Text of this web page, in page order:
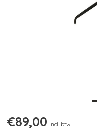
€89,00 Incl. btw